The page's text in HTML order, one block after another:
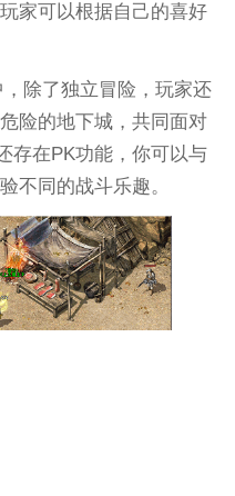
家可以根据自己的喜好
除了独立冒险，玩家还
险的地下城，共同面对
存在PK功能，你可以与
不同的战斗乐趣。